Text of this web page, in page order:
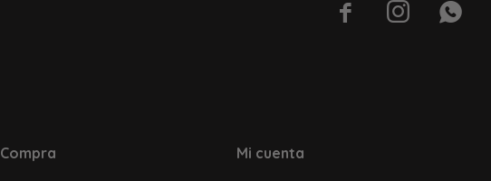
  
Compra Mi cuenta